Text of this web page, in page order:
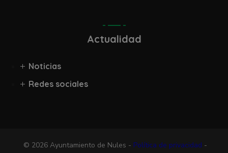
Actualidad
Noticias
Redes sociales
© 2026 Ayuntamiento de Nules - Política de privacidad -